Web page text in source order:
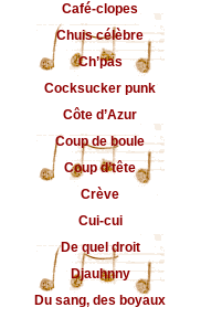
Café-clopes
Chuis célèbre
Ch’pas
Cocksucker punk
Côte d’Azur
Coup de boule
Coup d’tête
Crève
Cui-cui
De quel droit
Djauhnny
Du sang, des boyaux